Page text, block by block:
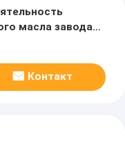
масла завода
Контакт